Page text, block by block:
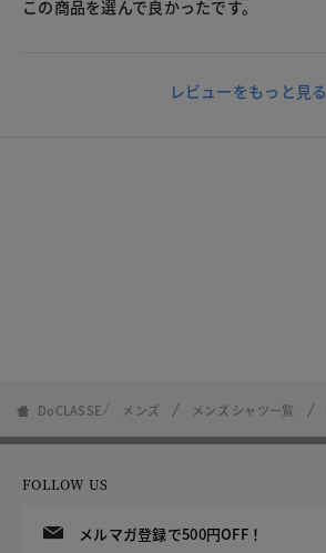
この商品を選んで良かったです。
レビューをもっと見る
DoCLASSE メンズ メンズ シャツ一覧
FOLLOW US
メルマガ登録で500円OFF！